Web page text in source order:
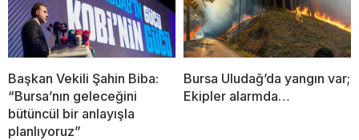
Başkan Vekili Şahin Biba:
“Bursa’nın geleceğini
bütüncül bir anlayışla
planlıyoruz”
Bursa Uludağ’da yangın var;
Ekipler alarmda…